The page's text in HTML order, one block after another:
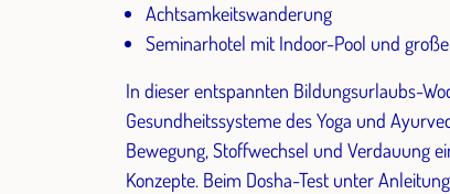
Achtsamkeitswanderung
Seminarhotel mit Indoor-Pool und
In dieser entspannten Bildungsurlaubs-
Gesundheitssysteme des Yoga und
Bewegung, Stoffwechsel und Verdauung
Konzepte. Beim Dosha-Test unter